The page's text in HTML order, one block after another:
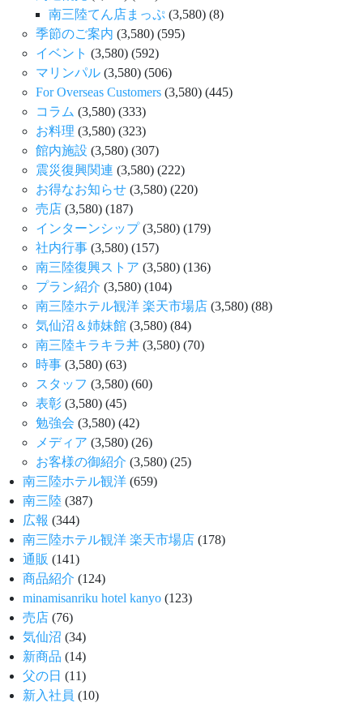
南三陸てん店まっぷ (3,580) (8)
季節のご案内 (3,580) (595)
イベント (3,580) (592)
マリンパル (3,580) (506)
For Overseas Customers (3,580) (445)
コラム (3,580) (333)
お料理 (3,580) (323)
館内施設 (3,580) (307)
震災復興関連 (3,580) (222)
お得なお知らせ (3,580) (220)
売店 (3,580) (187)
インターンシップ (3,580) (179)
社内行事 (3,580) (157)
南三陸復興ストア (3,580) (136)
プラン紹介 (3,580) (104)
南三陸ホテル観洋 楽天市場店 (3,580) (88)
気仙沼＆姉妹館 (3,580) (84)
南三陸キラキラ丼 (3,580) (70)
時事 (3,580) (63)
スタッフ (3,580) (60)
表彰 (3,580) (45)
勉強会 (3,580) (42)
メディア (3,580) (26)
お客様の御紹介 (3,580) (25)
南三陸ホテル観洋 (659)
南三陸 (387)
広報 (344)
南三陸ホテル観洋 楽天市場店 (178)
通販 (141)
商品紹介 (124)
minamisanriku hotel kanyo (123)
売店 (76)
気仙沼 (34)
新商品 (14)
父の日 (11)
新入社員 (10)